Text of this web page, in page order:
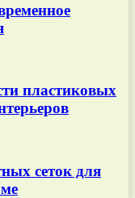
пластиковых
сеток для